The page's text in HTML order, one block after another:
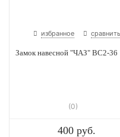
избранное сравнить
Замок навесной "ЧАЗ" ВС2-36
(0)
400 руб.